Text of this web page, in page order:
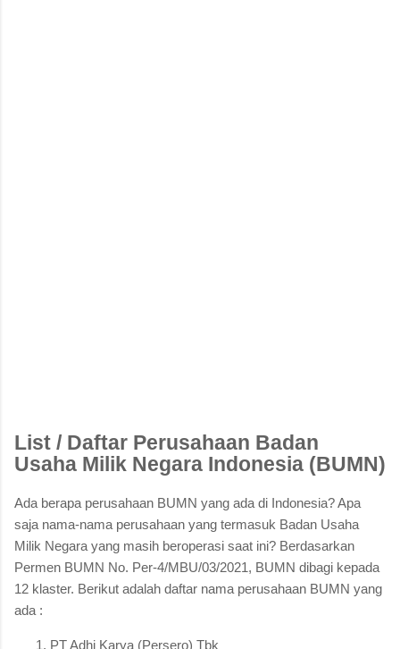
List / Daftar Perusahaan Badan
Usaha Milik Negara Indonesia (BUMN)
Ada berapa perusahaan BUMN yang ada di Indonesia? Apa
saja nama-nama perusahaan yang termasuk Badan Usaha
Milik Negara yang masih beroperasi saat ini? Berdasarkan
Permen BUMN No. Per-4/MBU/03/2021, BUMN dibagi kepada
12 klaster. Berikut adalah daftar nama perusahaan BUMN yang
ada :
PT Adhi Karya (Persero) Tbk